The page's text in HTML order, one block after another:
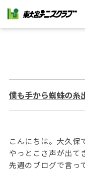
僕も手から蜘蛛の糸
こんにちは。大久保
やっとこさ声が出て
先週のブログで言っ